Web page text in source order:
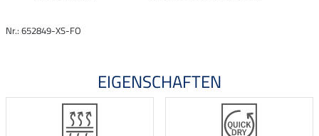
Nr.: 652849-XS-FO
EIGENSCHAFTEN